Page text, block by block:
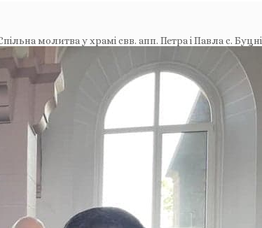
молитва у храмі свв. апп. Петра і Павла с.